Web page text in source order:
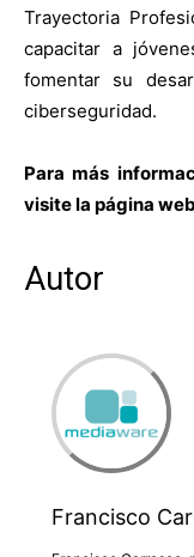
Trayectoria
capacitar a
fomentar su
ciberseguridad.
Para más
visite la página
Autor
Francisco